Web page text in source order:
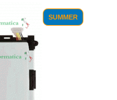
SUMMER